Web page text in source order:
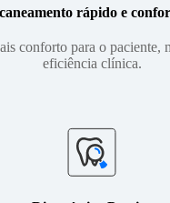
rápido e
conforto para o paciente,
eficiência clínica.